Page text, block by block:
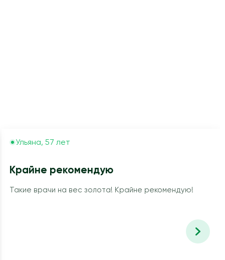
Ульяна, 57 лет
Крайне рекомендую
Такие врачи на вес золота! Крайне рекомендую!